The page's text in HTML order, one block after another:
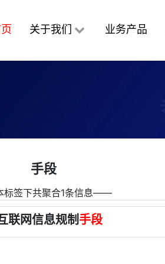
关于我们 业务产品
手段
签下共聚合1条信息――
联网信息规制手段